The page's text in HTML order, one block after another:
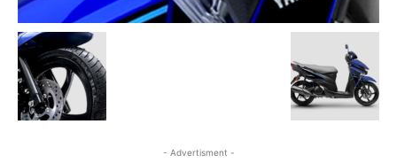
- Advertisment -